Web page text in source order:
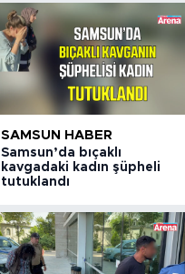
SAMSUN HABER
Samsun’da bıçaklı
kavgadaki kadın şüpheli
tutuklandı